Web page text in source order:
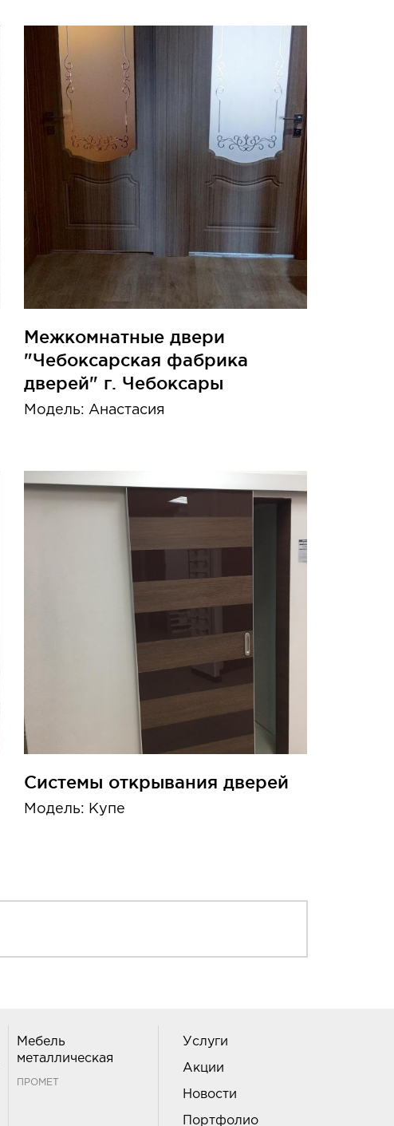
Межкомнатные двери
"Чебоксарская фабрика
дверей" г. Чебоксары
Модель: Анастасия
Системы открывания дверей
Модель: Купе
Мебель
металлическая
ПРОМЕТ
Услуги
Акции
Новости
Портфолио